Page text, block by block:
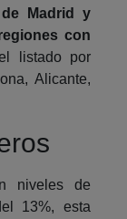
Madrid y
con
listado por
Alicante,
niveles de
13%, esta